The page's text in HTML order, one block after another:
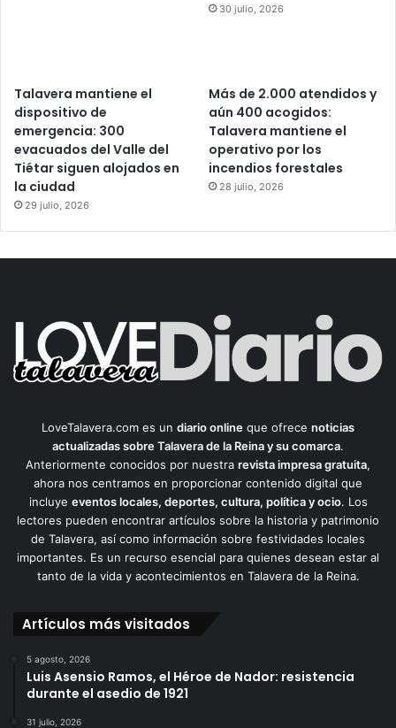
30 julio, 2026
Talavera mantiene el
dispositivo de
emergencia: 300
evacuados del Valle del
Tiétar siguen alojados en
la ciudad
29 julio, 2026
Más de 2.000 atendidos y
aún 400 acogidos:
Talavera mantiene el
operativo por los
incendios forestales
28 julio, 2026
LoveTalavera.com es un diario online que ofrece noticias
actualizadas sobre Talavera de la Reina y su comarca.
Anteriormente conocidos por nuestra revista impresa gratuita,
ahora nos centramos en proporcionar contenido digital que
incluye eventos locales, deportes, cultura, política y ocio. Los
lectores pueden encontrar artículos sobre la historia y patrimonio
de Talavera, así como información sobre festividades locales
importantes. Es un recurso esencial para quienes desean estar al
tanto de la vida y acontecimientos en Talavera de la Reina.
Artículos más visitados
5 agosto, 2026
Luis Asensio Ramos, el Héroe de Nador: resistencia
durante el asedio de 1921
31 julio, 2026